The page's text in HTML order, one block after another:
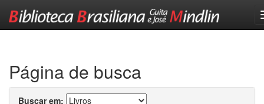
Página de busca
Buscar em: